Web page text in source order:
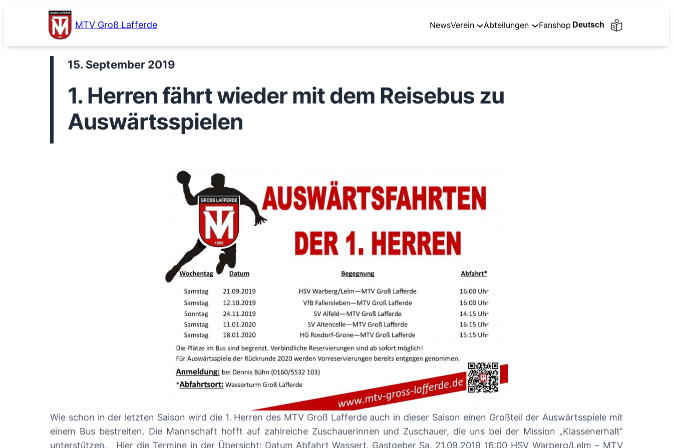
MTV Groß Lafferde NewsVerein Abteilungen Fanshop
15. September 2019
1. Herren fährt wieder mit dem Reisebus zu
Auswärtsspielen
Wie schon in der letzten Saison wird die 1. Herren des MTV Groß Lafferde auch in dieser Saison einen Großteil der Auswärtsspiele mit
einem Bus bestreiten. Die Mannschaft hofft auf zahlreiche Zuschauerinnen und Zuschauer, die uns bei der Mission „Klassenerhalt“
unterstützen. Hier die Termine in der Übersicht: Datum Abfahrt Wassert. Gastgeber Sa. 21.09.2019 16:00 HSV Warberg/Lelm – MTV